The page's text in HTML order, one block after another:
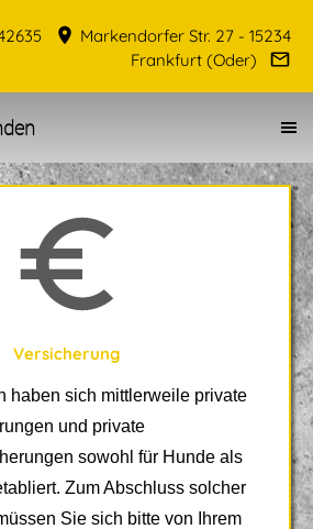
Markendorfer Str. 27 - 15234
Frankfurt (Oder)
Versicherung
haben sich mittlerweile private
und private
sowohl für Hunde als
Zum Abschluss solcher
Sie sich bitte von Ihrem